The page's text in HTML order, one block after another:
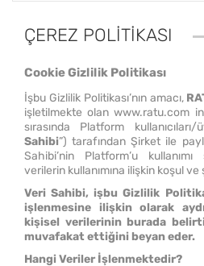
ÇEREZ POLİTİKASI
Cookie Gizlilik Politikası
İşbu Gizlilik Politikası’nın amacı,
işletilmekte olanwww.ratu.com
sırasında Platform
Sahibi”) tarafından Şirket ile
Sahibi’nin Platform’u
verilerin kullanımına ilişkin koşul
Veri Sahibi, işbu Gizlilik
işlenmesine ilişkin olarak
kişisel verilerinin burada
muvafakat ettiğini beyan eder.
Hangi Veriler İşlenmektedir?